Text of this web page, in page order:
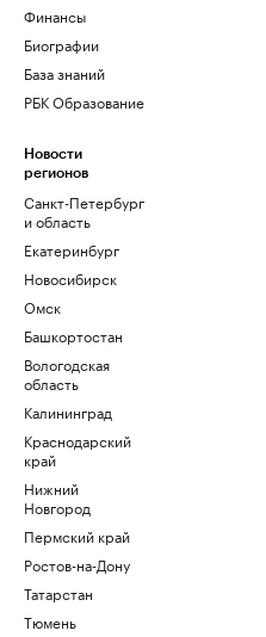
Финансы
Биографии
База знаний
РБК Образование
Новости
регионов
Санкт-Петербург
и область
Екатеринбург
Новосибирск
Омск
Башкортостан
Вологодская
область
Калининград
Краснодарский
край
Нижний
Новгород
Пермский край
Ростов-на-Дону
Татарстан
Тюмень